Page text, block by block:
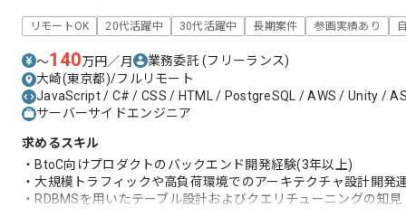
リモートOK 20代活躍中 30代活躍中 長期案件 参画実績あり
〜140万円／月 業務委託(フリーランス)
大崎(東京都)/フルリモート
JavaScript / C# / CSS / HTML / PostgreSQL / AWS / Unity /
サーバーサイドエンジニア
求めるスキル
・BtoC向けプロダクトのバックエンド開発経験(3年以上)
・大規模トラフィックや高負荷環境でのアーキテクチャ設計開発
・RDBMSを用いたテーブル設計およびクエリチューニングの知見